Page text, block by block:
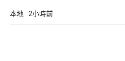
本地 2小時前